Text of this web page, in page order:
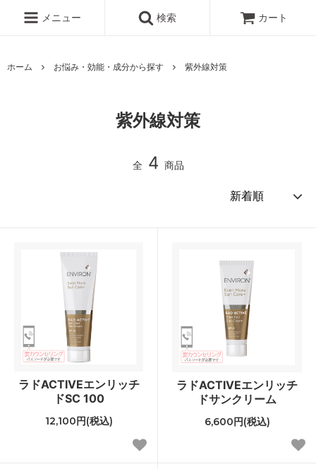
メニュー 検索 カート
ホーム お悩み・効能・成分から探す 紫外線対策
紫外線対策
全 4 商品
ラドACTIVEエンリッチ
ドSC 100
12,100円(税込)
ラドACTIVEエンリッチ
ドサンクリーム
6,600円(税込)